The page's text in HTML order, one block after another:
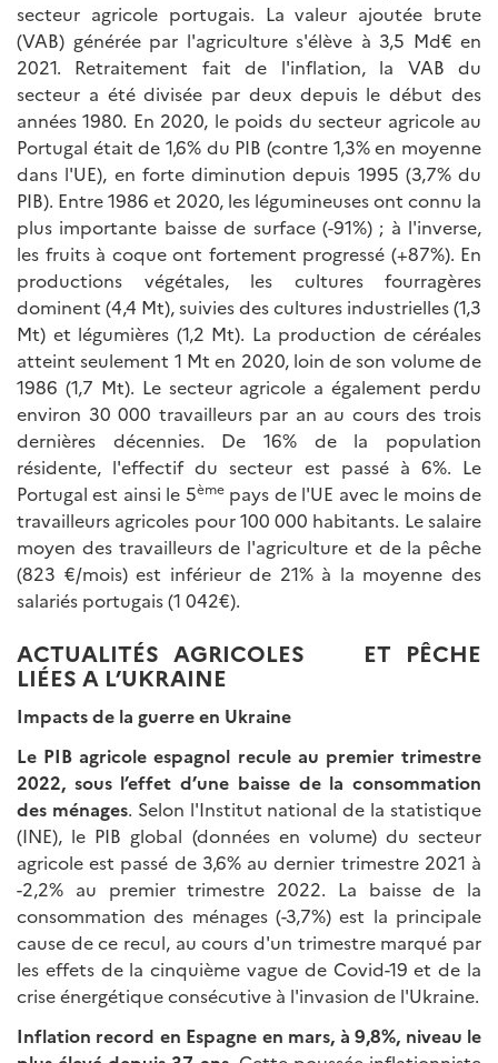
secteur agricole portugais. La valeur ajoutée brute
(VAB) générée par l'agriculture s'élève à 3,5 Md€ en
2021. Retraitement fait de l'inflation, la VAB du
secteur a été divisée par deux depuis le début des
années 1980. En 2020, le poids du secteur agricole au
Portugal était de 1,6% du PIB (contre 1,3% en moyenne
dans l'UE), en forte diminution depuis 1995 (3,7% du
PIB). Entre 1986 et 2020, les légumineuses ont connu la
plus importante baisse de surface (-91%) ; à l'inverse,
les fruits à coque ont fortement progressé (+87%). En
productions végétales, les cultures fourragères
dominent (4,4 Mt), suivies des cultures industrielles (1,3
Mt) et légumières (1,2 Mt). La production de céréales
atteint seulement 1 Mt en 2020, loin de son volume de
1986 (1,7 Mt). Le secteur agricole a également perdu
environ 30 000 travailleurs par an au cours des trois
dernières décennies. De 16% de la population
résidente, l'effectif du secteur est passé à 6%. Le
Portugal est ainsi le 5èmepays de l'UE avec le moins de
travailleurs agricoles pour 100 000 habitants. Le salaire
moyen des travailleurs de l'agriculture et de la pêche
(823 €/mois) est inférieur de 21% à la moyenne des
salariés portugais (1 042€).
ACTUALITÉS AGRICOLES ET PÊCHE
LIÉES A L’UKRAINE
Impacts de la guerre en Ukraine
Le PIB agricole espagnol recule au premier trimestre
2022, sous l’effet d’une baisse de la consommation
des ménages. Selon l'Institut national de la statistique
(INE), le PIB global (données en volume) du secteur
agricole est passé de 3,6% au dernier trimestre 2021 à
-2,2% au premier trimestre 2022. La baisse de la
consommation des ménages (-3,7%) est la principale
cause de ce recul, au cours d'un trimestre marqué par
les effets de la cinquième vague de Covid-19 et de la
crise énergétique consécutive à l'invasion de l'Ukraine.
Inflation record en Espagne en mars, à 9,8%, niveau le